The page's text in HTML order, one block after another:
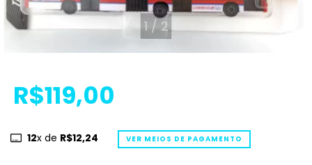
1 / 2
R$119,00
12x de R$12,24 VER MEIOS DE PAGAMENTO